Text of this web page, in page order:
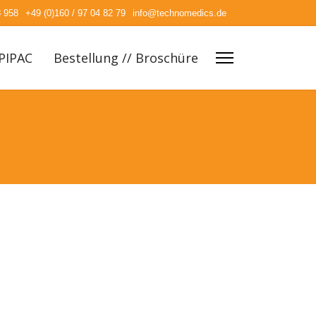
958 +49 (0)160 / 97 04 82 79 info@technomedics.de
PIPAC Bestellung // Broschüre